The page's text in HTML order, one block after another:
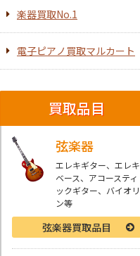
楽器買取No.1
電子ピアノ買取マルカート
買取品目
弦楽器
エレキギター、エレキ
ベース、アコースティ
ックギター、バイオリ
ン等
弦楽器買取品目